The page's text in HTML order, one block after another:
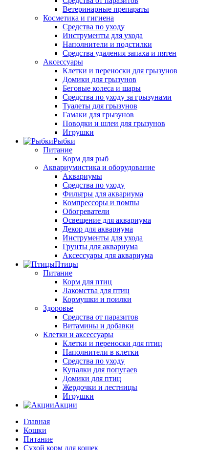
Ветеринарные препараты
Косметика и гигиена
Средства по уходу
Инструменты для ухода
Наполнители и подстилки
Средства удаления запаха и пятен
Аксессуары
Клетки и переноски для грызунов
Домики для грызунов
Беговые колеса и шары
Средства по уходу за грызунами
Туалеты для грызунов
Гамаки для грызунов
Поводки и шлеи для грызунов
Игрушки
Рыбки
Питание
Корм для рыб
Аквариумистика и оборудование
Аквариумы
Средства по уходу
Фильтры для аквариума
Компрессоры и помпы
Обогреватели
Освещение для аквариума
Декор для аквариума
Инструменты для ухода
Грунты для аквариума
Аксессуары для аквариума
Птицы
Питание
Корм для птиц
Лакомства для птиц
Кормушки и поилки
Здоровье
Средства от паразитов
Витамины и добавки
Клетки и аксессуары
Клетки и переноски для птиц
Наполнители в клетки
Средства по уходу
Купалки для попугаев
Домики для птиц
Жердочки и лестницы
Игрушки
Акции
Главная
Кошки
Питание
Сухой корм для кошек